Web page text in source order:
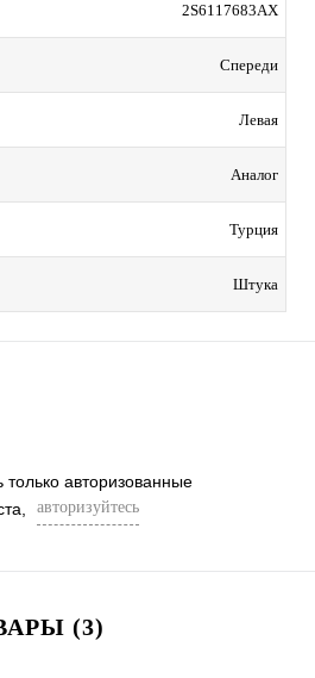
2S6117683AX
Спереди
Левая
Аналог
Турция
Штука
авторизованные
авторизуйтесь
(3)